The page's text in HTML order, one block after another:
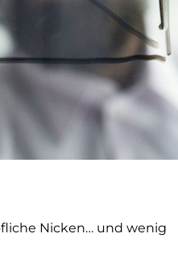
Nicken… und wenig